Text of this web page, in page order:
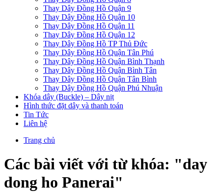
Thay Dây Đồng Hồ Quận 9
Thay Dây Đồng Hồ Quận 10
Thay Dây Đồng Hồ Quận 11
Thay Dây Đồng Hồ Quận 12
Thay Dây Đồng Hồ TP Thủ Đức
Thay Dây Đồng Hồ Quận Tân Phú
Thay Dây Đồng Hồ Quận Bình Thạnh
Thay Dây Đồng Hồ Quận Bình Tân
Thay Dây Đồng Hồ Quận Tân Bình
Thay Dây Đồng Hồ Quận Phú Nhuận
Khóa dây (Buckle) – Dây nịt
Hình thức đặt dây và thanh toán
Tin Tức
Liên hệ
Trang chủ
Các bài viết với từ khóa: "day
dong ho Panerai"